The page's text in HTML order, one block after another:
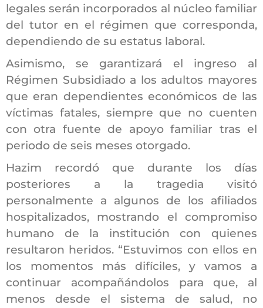
legales serán incorporados al núcleo familiar
del tutor en el régimen que corresponda,
dependiendo de su estatus laboral.
Asimismo, se garantizará el ingreso al
Régimen Subsidiado a los adultos mayores
que eran dependientes económicos de las
víctimas fatales, siempre que no cuenten
con otra fuente de apoyo familiar tras el
periodo de seis meses otorgado.
Hazim recordó que durante los días
posteriores a la tragedia visitó
personalmente a algunos de los afiliados
hospitalizados, mostrando el compromiso
humano de la institución con quienes
resultaron heridos. “Estuvimos con ellos en
los momentos más difíciles, y vamos a
continuar acompañándolos para que, al
menos desde el sistema de salud, no